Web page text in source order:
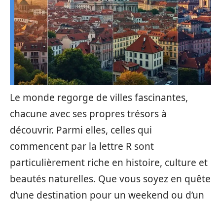
Le monde regorge de villes fascinantes,
chacune avec ses propres trésors à
découvrir. Parmi elles, celles qui
commencent par la lettre R sont
particulièrement riche en histoire, culture et
beautés naturelles. Que vous soyez en quête
d’une destination pour un weekend ou d’un